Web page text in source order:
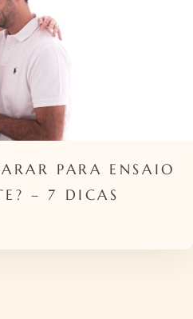
PARA ENSAIO
– 7 DICAS